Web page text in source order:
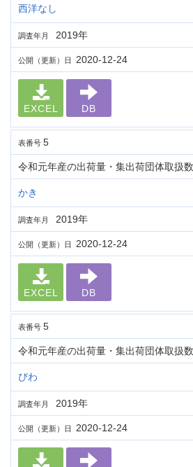
西洋なし
調査年月 2019年
公開（更新）日 2020-12-24
EXCEL DB
表番号 5
令和元年産の出荷量・集出荷団体取扱数
かき
調査年月 2019年
公開（更新）日 2020-12-24
EXCEL DB
表番号 5
令和元年産の出荷量・集出荷団体取扱数
びわ
調査年月 2019年
公開（更新）日 2020-12-24